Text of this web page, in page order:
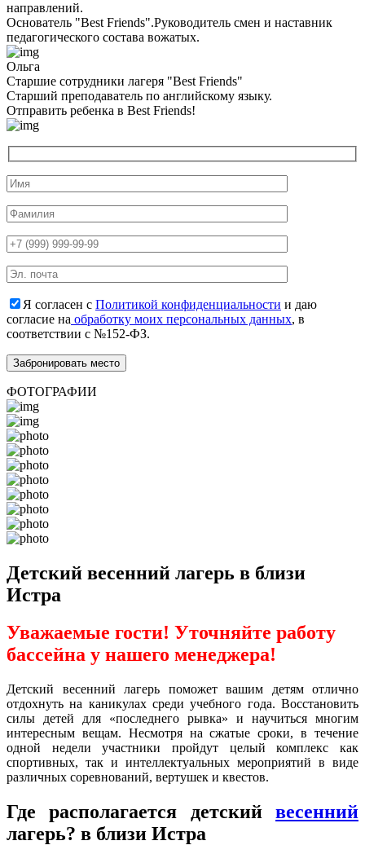
направлений.
Основатель "Best Friends".Руководитель смен и наставник
педагогического состава вожатых.
Ольга
Старшие сотрудники лагеря "Best Friends"
Cтарший преподаватель по английскому языку.
Отправить ребенка в Best Friends!
Я согласен с Политикой конфиденциальности и даю
согласие на обработку моих персональных данных, в
соответствии с №152-ФЗ.
ФОТОГРАФИИ
Детский весенний лагерь в близи
Истра
Уважаемые гости! Уточняйте работу
бассейна у нашего менеджера!
Детский весенний лагерь поможет вашим детям отлично
отдохнуть на каникулах среди учебного года. Восстановить
силы детей для «последнего рывка» и научиться многим
интересным вещам. Несмотря на сжатые сроки, в течение
одной недели участники пройдут целый комплекс как
спортивных, так и интеллектуальных мероприятий в виде
различных соревнований, вертушек и квестов.
Где располагается детский весенний
лагерь? в близи Истра